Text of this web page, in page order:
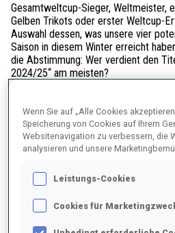
Gesamtweltcup-Sieger, Weltmeister,
Gelben Trikots oder erster Weltcup-
Auswahl dessen, was unsere vier
Saison in diesem Winter erreicht
die Abstimmung: Wer verdient den
2024/25“ am meisten?
Leistungen und zahlreichen
Antholz kurz vor den
Gelbe Trikot über. Bei der WM in der
im Massenstart eine Einzelmedaille.
zeigte der Norweger einmal mehr,
neben der Großen Kristallkugel für
Disziplinwertungen im Einzel, in der
Massenstart sicherte.
Wenn Sie auf „Alle Cookies
Speicherung von Cookies auf Ihrem
Websitenavigation zu verbessern, die
analysieren und unsere
Leistungs-Cookies
Cookies für